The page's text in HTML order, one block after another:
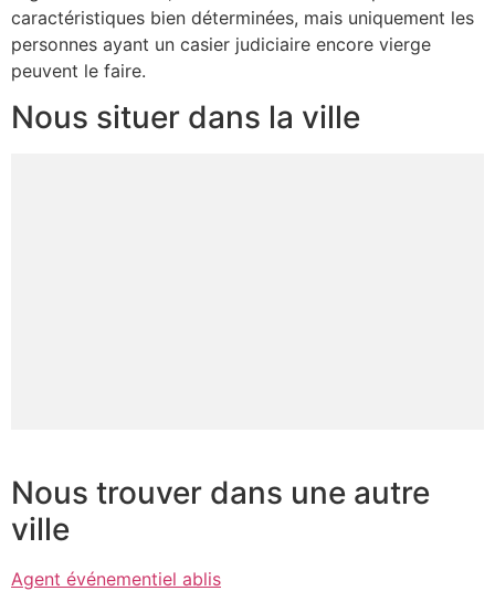
caractéristiques bien déterminées, mais uniquement les
personnes ayant un casier judiciaire encore vierge
peuvent le faire.
Nous situer dans la ville
Nous trouver dans une autre
ville
Agent événementiel ablis